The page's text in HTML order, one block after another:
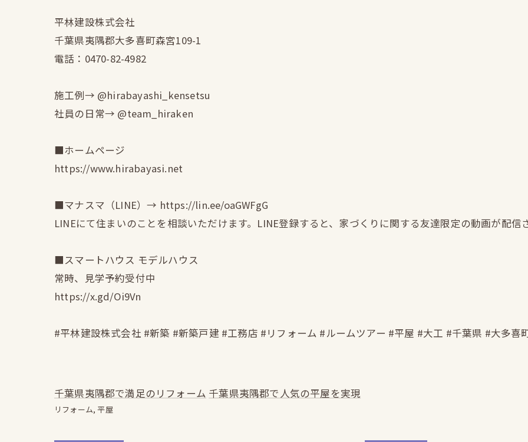
平林建設株式会社
千葉県夷隅郡大多喜町森宮109-1
電話：0470-82-4982
施工例→ @hirabayashi_kensetsu
社員の日常→ @team_hiraken
■ホームページ
https://www.hirabayasi.net
■マナスマ（LINE）→ https://lin.ee/oaGWFgG
LINEにて住まいのことを相談いただけます。LINE登録すると、家づくりに関する友達限定の動画が配信
■スマートハウス モデルハウス
常時、見学予約受付中
https://x.gd/Oi9Vn
#平林建設株式会社 #新築 #新築戸建 #工務店 #リフォーム #ルームツアー #平屋 #大工 #千葉県 #大多喜
千葉県夷隅郡で満足のリフォーム 千葉県夷隅郡で人気の平屋を実現
リフォーム 平屋